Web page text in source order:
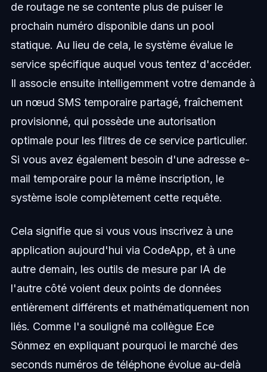
de routage ne se contente plus de puiser le
prochain numéro disponible dans un pool
statique. Au lieu de cela, le système évalue le
service spécifique auquel vous tentez d'accéder.
Il associe ensuite intelligemment votre demande à
un nœud SMS temporaire partagé, fraîchement
provisionné, qui possède une autorisation
optimale pour les filtres de ce service particulier.
Si vous avez également besoin d'une adresse e-
mail temporaire pour la même inscription, le
système isole complètement cette requête.
Cela signifie que si vous vous inscrivez à une
application aujourd'hui via CodeApp, et à une
autre demain, les outils de mesure par IA de
l'autre côté voient deux points de données
entièrement différents et mathématiquement non
liés. Comme l'a souligné ma collègue Ece
Sönmez en expliquant pourquoi le marché des
seconds numéros de téléphone évolue au-delà